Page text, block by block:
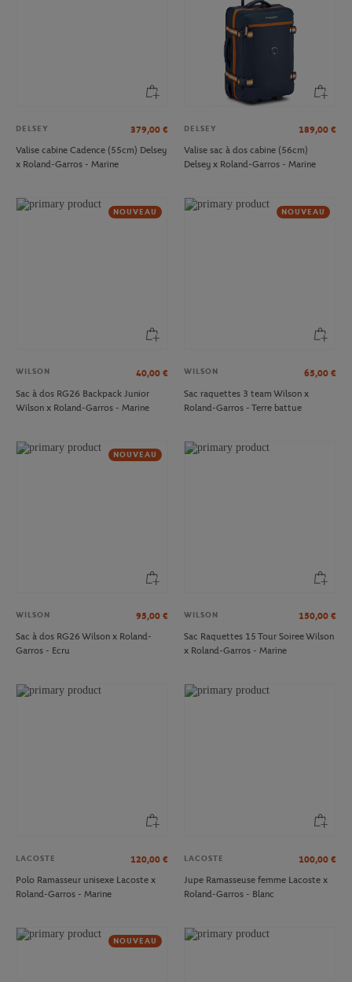
DELSEY 379,00 €
Valise cabine Cadence (55cm) Delsey
x Roland-Garros - Marine
DELSEY 189,00 €
Valise sac à dos cabine (56cm)
Delsey x Roland-Garros - Marine
NOUVEAU
WILSON 40,00 €
Sac à dos RG26 Backpack Junior
Wilson x Roland-Garros - Marine
NOUVEAU
WILSON 65,00 €
Sac raquettes 3 team Wilson x
Roland-Garros - Terre battue
NOUVEAU
WILSON 95,00 €
Sac à dos RG26 Wilson x Roland-
Garros - Ecru
WILSON 150,00 €
Sac Raquettes 15 Tour Soiree Wilson
x Roland-Garros - Marine
LACOSTE 120,00 €
Polo Ramasseur unisexe Lacoste x
Roland-Garros - Marine
LACOSTE 100,00 €
Jupe Ramasseuse femme Lacoste x
Roland-Garros - Blanc
NOUVEAU